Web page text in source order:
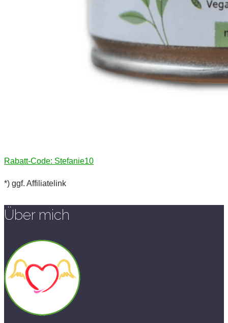
Rabatt-Code: Stefanie10
*) ggf. Affiliatelink
Über mich